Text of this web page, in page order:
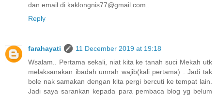
dan email di kaklongnis77@gmail.com..
Reply
farahayati
11 December 2019 at 19:18
Wsalam.. Pertama sekali, niat kita ke tanah suci Mekah utk
melaksanakan ibadah umrah wajib(kali pertama) . Jadi tak
bole nak samakan dengan kita pergi bercuti ke tempat lain.
Jadi saya sarankan kepada para pembaca blog yg belum